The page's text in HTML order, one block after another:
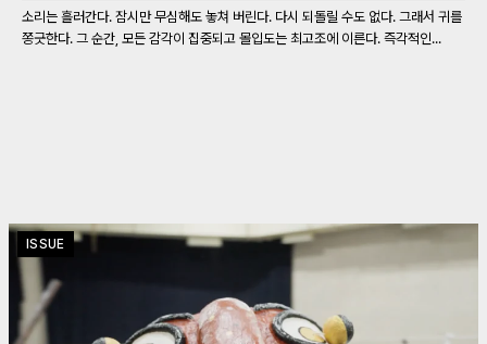
소리는 흘러간다. 잠시만 무심해도 놓쳐 버린다. 다시 되돌릴 수도 없다. 그래서 귀를
쫑긋한다. 그 순간, 모든 감각이 집중되고 몰입도는 최고조에 이른다. 즉각적인...
ISSUE